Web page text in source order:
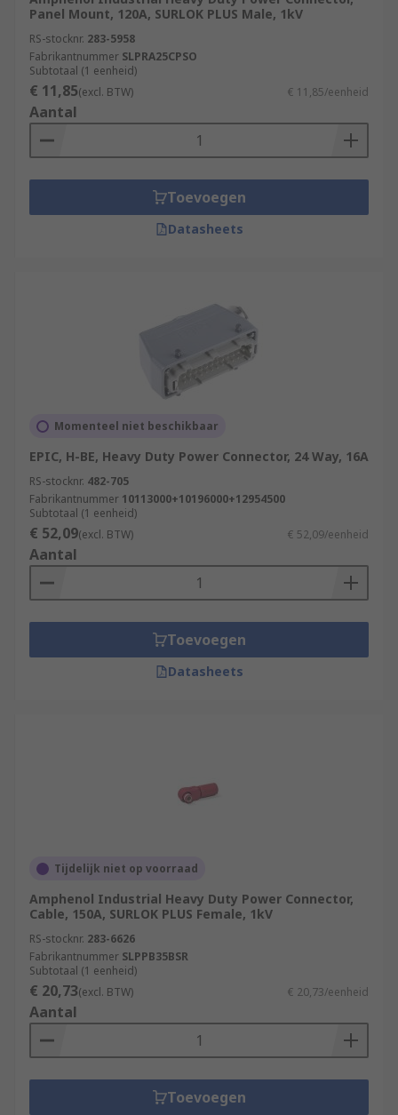
Panel Mount, 120A, SURLOK PLUS Male, 1kV
RS-stocknr. 283-5958
Fabrikantnummer SLPRA25CPSO
Subtotaal (1 eenheid)
€ 11,85(excl. BTW) € 11,85/eenheid
Aantal
Toevoegen
Datasheets
Momenteel niet beschikbaar
EPIC, H-BE, Heavy Duty Power Connector, 24 Way, 16A
RS-stocknr. 482-705
Fabrikantnummer 10113000+10196000+12954500
Subtotaal (1 eenheid)
€ 52,09(excl. BTW) € 52,09/eenheid
Aantal
Toevoegen
Datasheets
Tijdelijk niet op voorraad
Amphenol Industrial Heavy Duty Power Connector,
Cable, 150A, SURLOK PLUS Female, 1kV
RS-stocknr. 283-6626
Fabrikantnummer SLPPB35BSR
Subtotaal (1 eenheid)
€ 20,73(excl. BTW) € 20,73/eenheid
Aantal
Toevoegen